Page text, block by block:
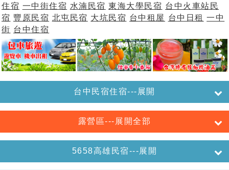
住宿 一中街住宿 水湳民宿 東海大學民宿 台中火車站民
宿 豐原民宿 北屯民宿 大坑民宿 台中租屋 台中日租 一中
街 台中住宿
台中民宿住宿---展開
露營區---展開全部
5658高雄民宿---展開